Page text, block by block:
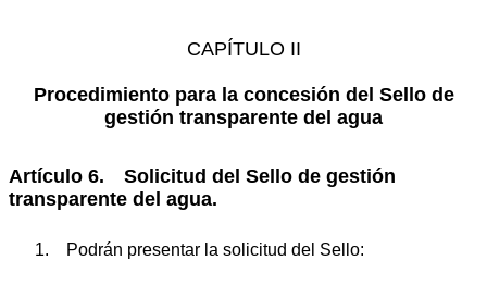
CAPÍTULO II
Procedimiento para la concesión del Sello de
gestión transparente del agua
Artículo 6. Solicitud del Sello de gestión
transparente del agua.
1. Podrán presentar la solicitud del Sello: